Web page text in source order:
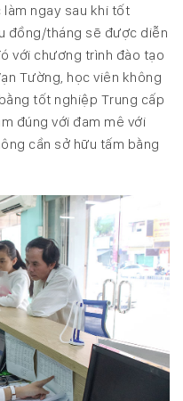
ngay sau khi tốt
đồng/tháng sẽ được diễn
với chương trình đào tạo
Tường, học viên không
tốt nghiệp Trung cấp
đúng với đam mê với
cần sở hữu tấm bằng